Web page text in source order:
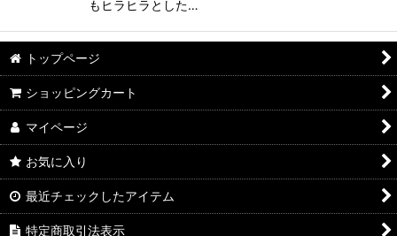
もヒラヒラとした…
トップページ
ショッピングカート
マイページ
お気に入り
最近チェックしたアイテム
特定商取引法表示